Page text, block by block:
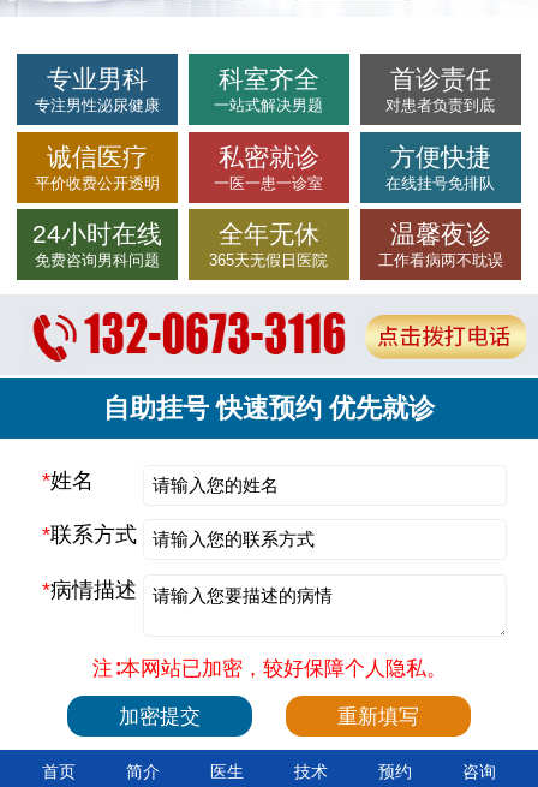
专业男科
专注男性泌尿健康
科室齐全
一站式解决男题
首诊责任
对患者负责到底
诚信医疗
平价收费公开透明
私密就诊
一医一患一诊室
方便快捷
在线挂号免排队
24小时在线
免费咨询男科问题
全年无休
365天无假日医院
温馨夜诊
工作看病两不耽误
自助挂号 快速预约 优先就诊
*姓名
*联系方式
*病情描述
注∶本网站已加密，较好保障个人隐私。
首页 简介 医生 技术 预约 咨询